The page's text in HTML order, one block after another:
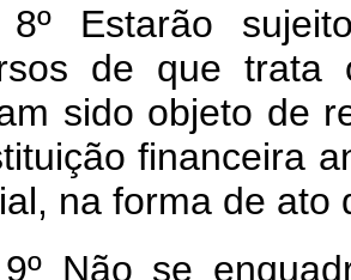
Estarão
de que
sido objeto de
financeira
na forma de ato
Não se